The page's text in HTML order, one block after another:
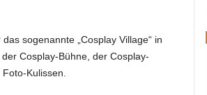
sogenannte „Cosplay Village“ in
Cosplay-Bühne, der Cosplay-
Kulissen.